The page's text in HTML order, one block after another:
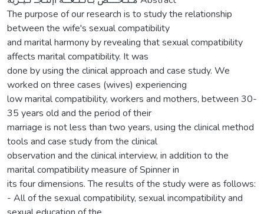
The purpose of our research is to study the relationship
between the wife's sexual compatibility
and marital harmony by revealing that sexual compatibility
affects marital compatibility. It was
done by using the clinical approach and case study. We
worked on three cases (wives) experiencing
low marital compatibility, workers and mothers, between 30-
35 years old and the period of their
marriage is not less than two years, using the clinical method
tools and case study from the clinical
observation and the clinical interview, in addition to the
marital compatibility measure of Spinner in
its four dimensions. The results of the study were as follows:
- All of the sexual compatibility, sexual incompatibility and